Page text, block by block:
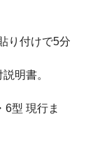
り付けで5分
明書。
6型 現行ま